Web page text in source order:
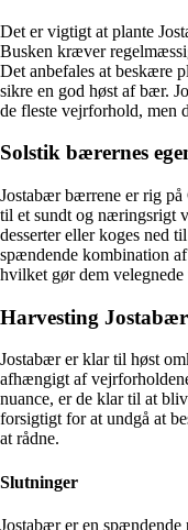
Det er vigtigt at plante
Busken kræver
Det anbefales at beskære
sikre en god høst af bær.
de fleste vejrforhold, men
Solstik bærernes
Jostabær bærrene er rig
til et sundt og næringsrigt
desserter eller koges ned
spændende kombination
hvilket gør dem
Harvesting
Jostabær er klar til høst
afhængigt af
nuance, er de klar til at
forsigtigt for at undgå at
at rådne.
Slutninger
Jostabær er en